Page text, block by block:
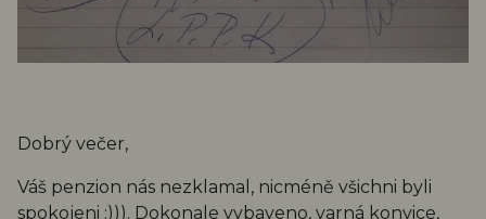
Dobrý večer,
Váš penzion nás nezklamal, nicméně všichni byli
spokojeni :))). Dokonale vybaveno, varná konvice,